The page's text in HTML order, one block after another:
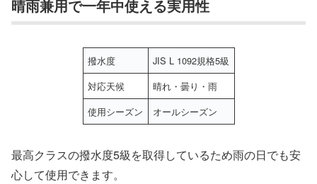
晴雨兼用で一年中使える実用性
撥水度
JIS L 1092規格5級
対応天候
晴れ・曇り・雨
使用シーズン
オールシーズン
最高クラスの撥水度5級を取得しているため雨の日でも安
心して使用できます。